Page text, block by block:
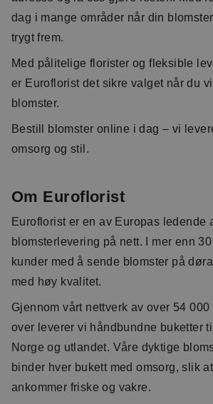
dag i mange områder når din
trygt frem.
Med pålitelige florister og fleksible
er Euroflorist det sikre valget når du
blomster.
Bestill blomster online i dag – vi
omsorg og stil.
Om Euroflorist
Euroflorist er en av Europas ledende
blomsterlevering på nett. I mer enn
kunder med å sende blomster på
med høy kvalitet.
Gjennom vårt nettverk av over 54
over leverer vi håndbundne buketter
Norge og utlandet. Våre dyktige
binder hver bukett med omsorg, slik
ankommer friske og vakre.